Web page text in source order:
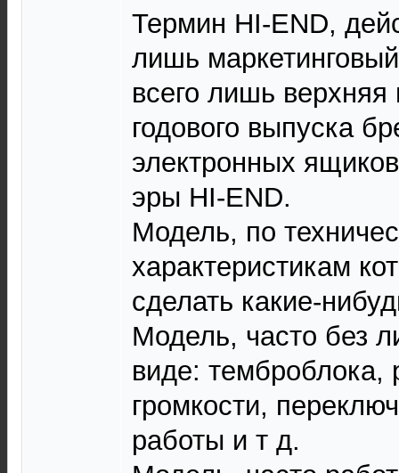
Термин HI-END,
лишь
всего лишь
годового выпуска
электронных
эры HI-END.
Модель, по
характеристикам
сделать какие-
Модель, часто без
виде: темброблока,
громкости,
работы и т д.